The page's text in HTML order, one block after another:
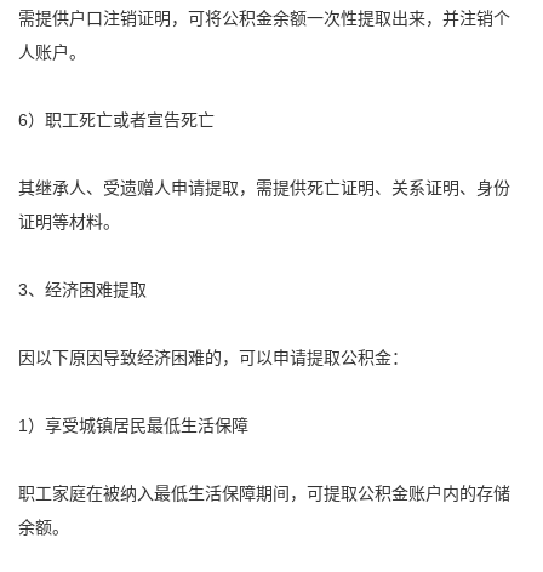
需提供户口注销证明，可将公积金余额一次性提取出来，并注销个
人账户。
6）职工死亡或者宣告死亡
其继承人、受遗赠人申请提取，需提供死亡证明、关系证明、身份
证明等材料。
3、经济困难提取
因以下原因导致经济困难的，可以申请提取公积金：
1）享受城镇居民最低生活保障
职工家庭在被纳入最低生活保障期间，可提取公积金账户内的存储
余额。